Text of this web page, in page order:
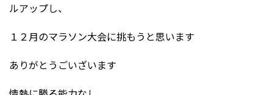
ルアップし、
１２月のマラソン大会に挑もうと思います
ありがとうごいざいます